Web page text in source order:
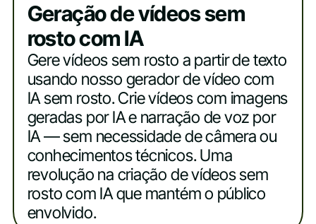
Geração de vídeos sem
rosto com IA
Gere vídeos sem rosto a partir de texto
usando nosso gerador de vídeo com
IA sem rosto. Crie vídeos com imagens
geradas por IA e narração de voz por
IA — sem necessidade de câmera ou
conhecimentos técnicos. Uma
revolução na criação de vídeos sem
rosto com IA que mantém o público
envolvido.